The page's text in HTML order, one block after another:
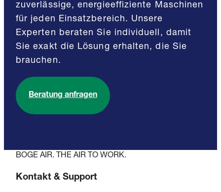
zuverlässige, energieeffiziente Maschinen
für jeden Einsatzbereich. Unsere
Experten beraten Sie individuell, damit
Sie exakt die Lösung erhalten, die Sie
brauchen.
Beratung anfragen
BOGE AIR. THE AIR TO WORK.
Kontakt & Support